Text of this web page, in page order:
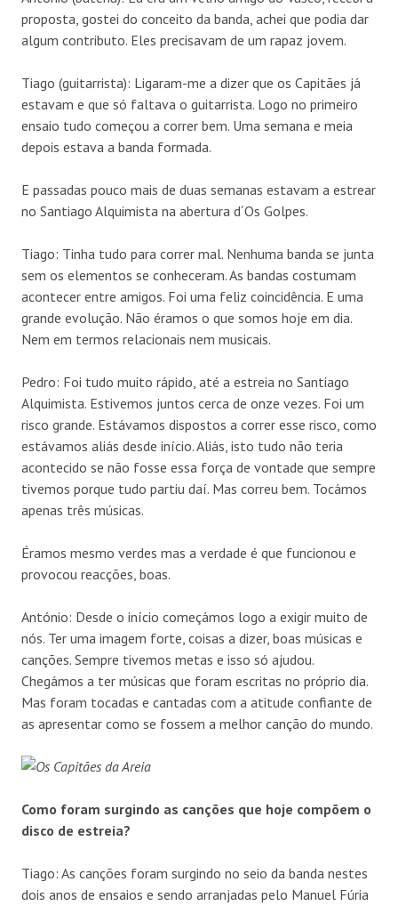
proposta, gostei do conceito da banda, achei que podia dar
algum contributo. Eles precisavam de um rapaz jovem.
Tiago (guitarrista): Ligaram-me a dizer que os Capitães já
estavam e que só faltava o guitarrista. Logo no primeiro
ensaio tudo começou a correr bem. Uma semana e meia
depois estava a banda formada.
E passadas pouco mais de duas semanas estavam a estrear
no Santiago Alquimista na abertura d´Os Golpes.
Tiago: Tinha tudo para correr mal. Nenhuma banda se junta
sem os elementos se conheceram. As bandas costumam
acontecer entre amigos. Foi uma feliz coincidência. E uma
grande evolução. Não éramos o que somos hoje em dia.
Nem em termos relacionais nem musicais.
Pedro: Foi tudo muito rápido, até a estreia no Santiago
Alquimista. Estivemos juntos cerca de onze vezes. Foi um
risco grande. Estávamos dispostos a correr esse risco, como
estávamos aliás desde início. Aliás, isto tudo não teria
acontecido se não fosse essa força de vontade que sempre
tivemos porque tudo partiu daí. Mas correu bem. Tocámos
apenas três músicas.
Éramos mesmo verdes mas a verdade é que funcionou e
provocou reacções, boas.
António: Desde o início começámos logo a exigir muito de
nós. Ter uma imagem forte, coisas a dizer, boas músicas e
canções. Sempre tivemos metas e isso só ajudou.
Chegámos a ter músicas que foram escritas no próprio dia.
Mas foram tocadas e cantadas com a atitude confiante de
as apresentar como se fossem a melhor canção do mundo.
Como foram surgindo as canções que hoje compõem o
disco de estreia?
Tiago: As canções foram surgindo no seio da banda nestes
dois anos de ensaios e sendo arranjadas pelo Manuel Fúria